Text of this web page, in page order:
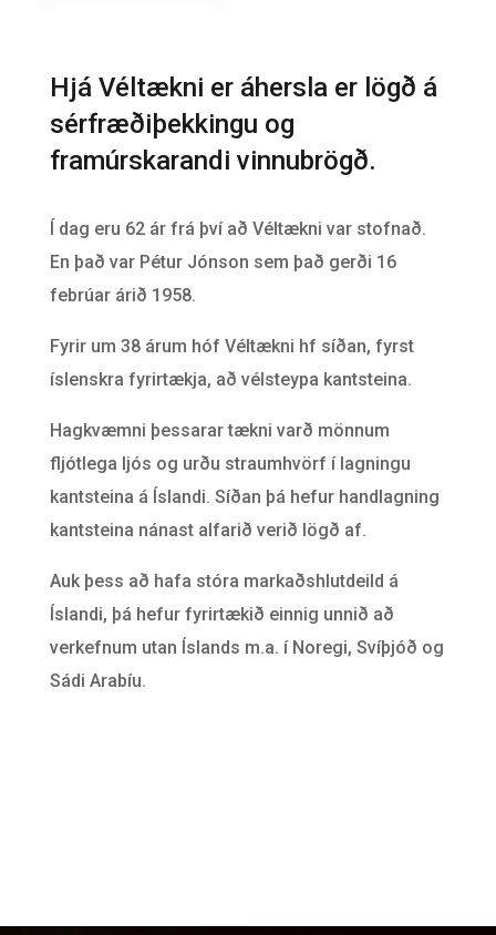
Hjá Véltækni er áhersla er lögð á
sérfræðiþekkingu og
framúrskarandi vinnubrögð.
Í dag eru 62 ár frá því að Véltækni var stofnað.
En það var Pétur Jónson sem það gerði 16
febrúar árið 1958.
Fyrir um 38 árum hóf Véltækni hf síðan, fyrst
íslenskra fyrirtækja, að vélsteypa kantsteina.
Hagkvæmni þessarar tækni varð mönnum
fljótlega ljós og urðu straumhvörf í lagningu
kantsteina á Íslandi. Síðan þá hefur handlagning
kantsteina nánast alfarið verið lögð af.
Auk þess að hafa stóra markaðshlutdeild á
Íslandi, þá hefur fyrirtækið einnig unnið að
verkefnum utan Íslands m.a. í Noregi, Svíþjóð og
Sádi Arabíu.